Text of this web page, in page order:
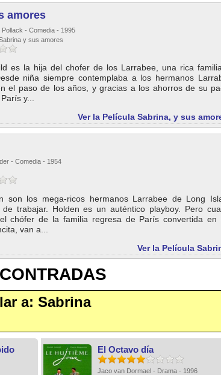
amores
- Comedia - 1995
y sus amores
es la hija del chofer de los Larrabee, una rica
niña siempre contemplaba a los hermanos
el paso de los años, y gracias a los ahorros de su
y...
Ver la Película Sabrina, y sus
- Comedia - 1954
son los mega-ricos hermanos Larrabee de Long
trabajar. Holden es un auténtico playboy. Pero
chófer de la familia regresa de París convertida en
van a...
Ver la Película
a: Sabrina
El Octavo día
Jaco van Dormael - Drama - 1996